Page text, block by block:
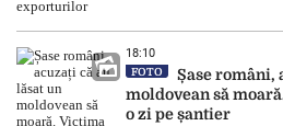
18:10
FOTO
Șase români,
moldovean să
o zi pe șantier